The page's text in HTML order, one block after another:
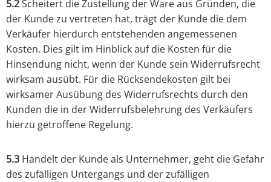
5.2Scheitert die Zustellung der Ware aus Gründen, die
der Kunde zu vertreten hat, trägt der Kunde die dem
Verkäufer hierdurch entstehenden angemessenen
Kosten. Dies gilt im Hinblick auf die Kosten für die
Hinsendung nicht, wenn der Kunde sein Widerrufsrecht
wirksam ausübt. Für die Rücksendekosten gilt bei
wirksamer Ausübung des Widerrufsrechts durch den
Kunden die in der Widerrufsbelehrung des Verkäufers
hierzu getroffene Regelung.
5.3 Handelt der Kunde als Unternehmer, geht die Gefahr
des zufälligen Untergangs und der zufälligen